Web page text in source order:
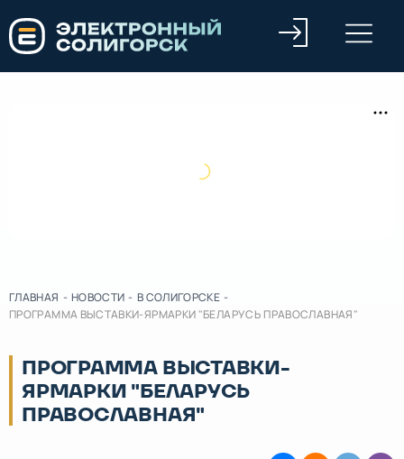
ГЛАВНАЯ - НОВОСТИ - В СОЛИГОРСКЕ -
ПРОГРАММА ВЫСТАВКИ-ЯРМАРКИ "БЕЛАРУСЬ ПРАВОСЛАВНАЯ"
ПРОГРАММА ВЫСТАВКИ-
ЯРМАРКИ "БЕЛАРУСЬ
ПРАВОСЛАВНАЯ"